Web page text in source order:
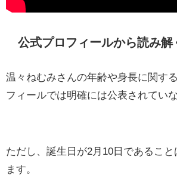
公式プロフィールから読み解
温々ねむみさんの年齢や身長に関す
フィールでは明確には公表されてい
ただし、誕生日が2月10日であるこ
ます。